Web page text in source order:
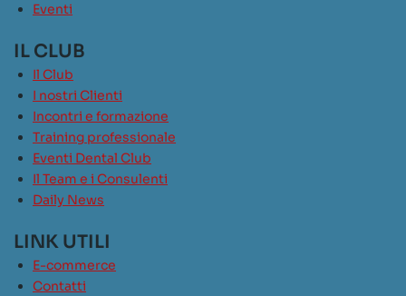
Eventi
IL CLUB
Il Club
I nostri Clienti
Incontri e formazione
Training professionale
Eventi Dental Club
Il Team e i Consulenti
Daily News
LINK UTILI
E-commerce
Contatti